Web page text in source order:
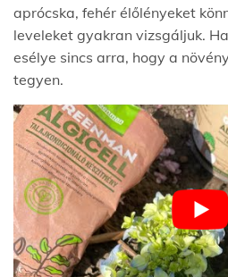
aprócska, fehér élőlényeket
leveleket gyakran vizsgáljuk.
esélye sincs arra, hogy a
tegyen.